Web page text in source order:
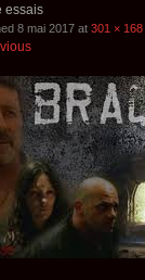
essais
8 mai 2017 at 301 × 168